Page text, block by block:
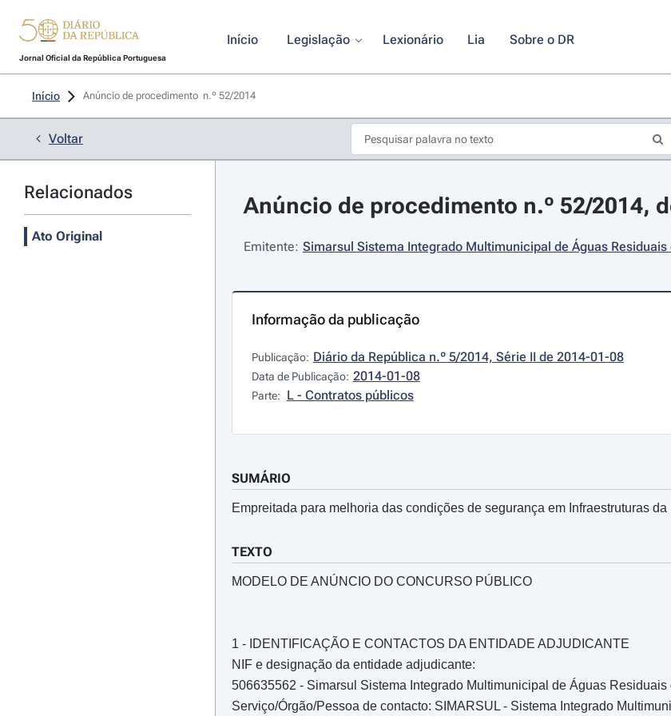
Jornal Oficial da República Portuguesa
Início Legislação Lexionário Lia Sobre o DR
Início Anúncio de procedimento  n.º 52/2014
Voltar
Relacionados
Ato Original
Anúncio de procedimento n.º 52/2014,
Emitente: Simarsul Sistema Integrado Multimunicipal de Águas
Informação da publicação
Publicação: Diário da República n.º 5/2014, Série II de 2014-01-08
Data de Publicação: 2014-01-08
Parte: L - Contratos públicos
SUMÁRIO
Empreitada para melhoria das condições de segurança em Infraestruturas
TEXTO
MODELO DE ANÚNCIO DO CONCURSO PÚBLICO
1 - IDENTIFICAÇÃO E CONTACTOS DA ENTIDADE ADJUDICANTE
NIF e designação da entidade adjudicante:
506635562 - Simarsul Sistema Integrado Multimunicipal de Águas
Serviço/Órgão/Pessoa de contacto: SIMARSUL - Sistema Integrado